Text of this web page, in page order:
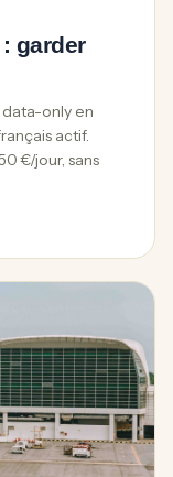
garder
only en
actif.
€/jour, sans